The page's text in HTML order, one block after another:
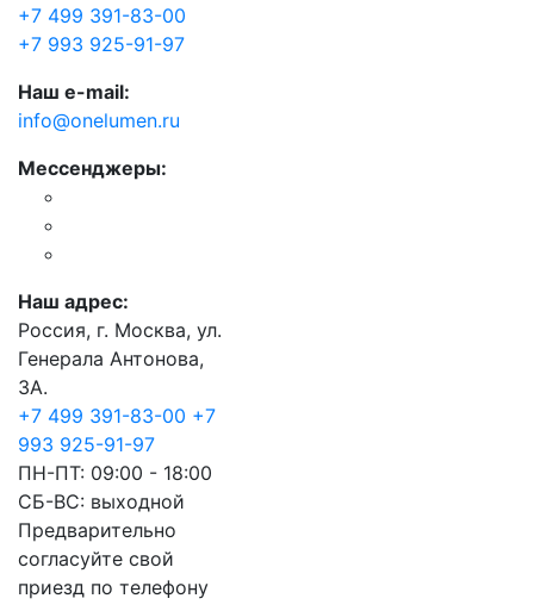
+7 499 391-83-00
+7 993 925-91-97
Наш e-mail:
info@onelumen.ru
Мессенджеры:
Наш адрес:
Россия, г. Москва, ул.
Генерала Антонова,
3А.
+7 499 391-83-00 +7
993 925-91-97
ПН-ПТ: 09:00 - 18:00
СБ-ВС: выходной
Предварительно
согласуйте свой
приезд по телефону